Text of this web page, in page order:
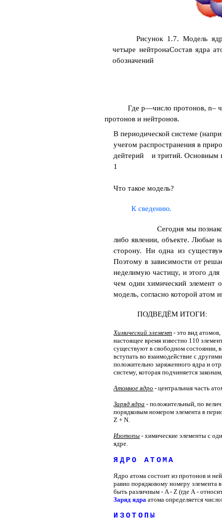
.
Рисунок 1.7. Модель
четыре нейтронаСостав ядра
обозначений
Где p—число протонов, n–
протонов и нейтронов.
В периодической системе
учетом распространения в
дейтерий и тритий. Основным
1
Что такое модель?
К сведению.
Сегодня мы
либо явлении, объекте. Любые
сторону. Ни одна из
Поэтому в зависимости от
неделимую частицу, и этого
чем один химический элемент
модель, согласно которой атом
ПОДВЕДЁМ ИТОГИ:
Химический элемент - это вид
настоящее время известно 110
существуют в свободном состоянии,
вступать во взаимодействие с
положительно заряженного ядра и
систему, которая подчиняется
Атомное ядро - центральная часть
Заряд ядра - положительный, по
порядковым номером элемента в
Z +N.
Изотопы - химические элементы с
ядре.
ЯДРО АТОМА
Ядро атома состоит из протонов и
равно порядковому номеру элемента
быть различным -A-Z (где А -
Заряд ядра атома определяется
ИЗОТОПЫ